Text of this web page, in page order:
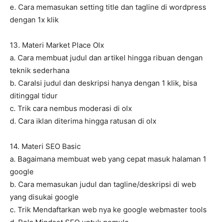
e. Cara memasukan setting title dan tagline di wordpress
dengan 1x klik
13. Materi Market Place Olx
a. Cara membuat judul dan artikel hingga ribuan dengan
teknik sederhana
b. CaraIsi judul dan deskripsi hanya dengan 1 klik, bisa
ditinggal tidur
c. Trik cara nembus moderasi di olx
d. Cara iklan diterima hingga ratusan di olx
14. Materi SEO Basic
a. Bagaimana membuat web yang cepat masuk halaman 1
google
b. Cara memasukan judul dan tagline/deskripsi di web
yang disukai google
c. Trik Mendaftarkan web nya ke google webmaster tools